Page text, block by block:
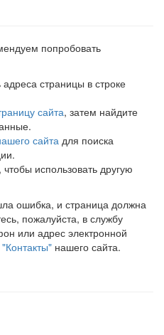
попробовать
страницы в строке
сайта, затем найдите
сайтадля поиска
, чтобы использовать другую
ошибка, и страница должна
пожалуйста, в службу
или адрес электронной
"Контакты" нашего сайта.